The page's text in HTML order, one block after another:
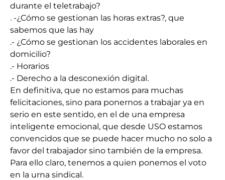
durante el teletrabajo?
. -¿Cómo se gestionan las horas extras?, que
sabemos que las hay
.- ¿Cómo se gestionan los accidentes laborales en
domicilio?
.- Horarios
.- Derecho a la desconexión digital.
En definitiva, que no estamos para muchas
felicitaciones, sino para ponernos a trabajar ya en
serio en este sentido, en el de una empresa
inteligente emocional, que desde USO estamos
convencidos que se puede hacer mucho no solo a
favor del trabajador sino también de la empresa.
Para ello claro, tenemos a quien ponemos el voto
en la urna sindical.